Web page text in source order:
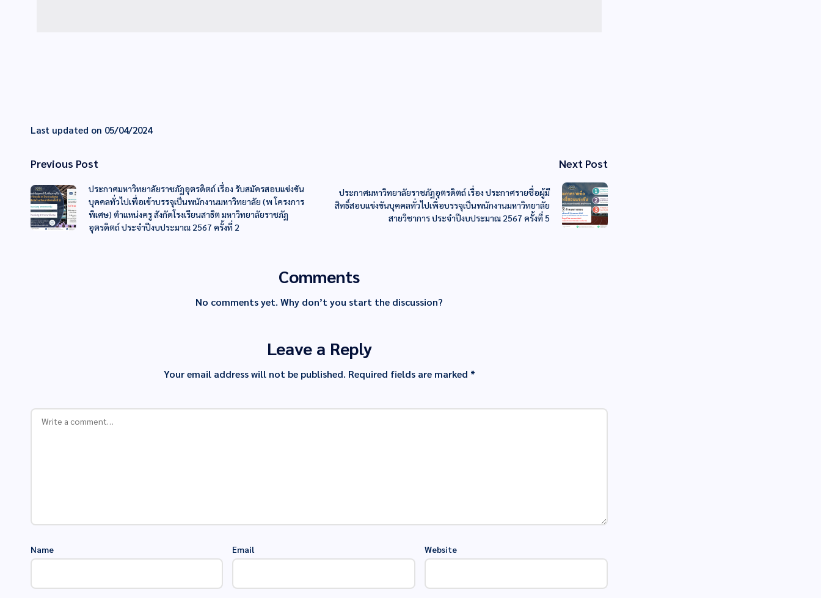
Last updated on 05/04/2024
Previous Post
ประกาศมหาวิทยาลัยราชภัฏอุตรดิตถ์ เรื่อง รับสมัครสอบแข่งขัน
บุคคลทั่วไปเพื่อเข้าบรรจุเป็นพนักงานมหาวิทยาลัย (พ โครงการ
พิเศษ) ตำแหน่งครู สังกัดโรงเรียนสาธิต มหาวิทยาลัยราชภัฏ
อุตรดิตถ์ ประจำปีงบประมาณ 2567 ครั้งที่ 2
Next Post
ประกาศมหาวิทยาลัยราชภัฏอุตรดิตถ์ เรื่อง ประกาศรายชื่อผู้มี
สิทธิ์สอบแข่งขันบุคคลทั่วไปเพื่อบรรจุเป็นพนักงานมหาวิทยาลัย
สายวิชาการ ประจำปีงบประมาณ 2567 ครั้งที่ 5
Comments
No comments yet. Why don’t you start the discussion?
Leave a Reply
Your email address will not be published. Required fields are marked *
Name Email Website